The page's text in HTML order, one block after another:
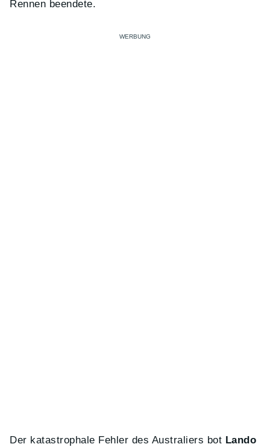
Rennen beendete.
Der katastrophale Fehler des Australiers bot Lando